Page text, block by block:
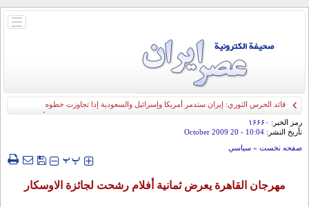
باز
قائد الحرس الثوري: إيران ستدمر أمريكا وإسرائيل والسعودية إذا تجاوزت خطوط طهران
الحمراء
رمز الخبر: ۱۶۶۶۰
تأريخ النشر: 10:04
- 20 October 2009
صفحه نخست » سياسي
‍‍‍ پپ
مهرجان القاهرة يعرض ثمانية أفلام رشحت لجائزة الاوسكار